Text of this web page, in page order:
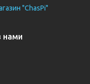
насоси
"ChasPi"
нами